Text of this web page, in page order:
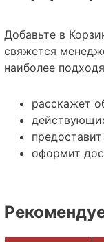
Добавьте в
свяжется
наиболее
расскажет
оформит